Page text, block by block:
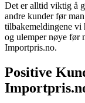
Det er alltid viktig å
andre kunder før
tilbakemeldingene vi
og ulemper nøye før
Importpris.no.
Positive